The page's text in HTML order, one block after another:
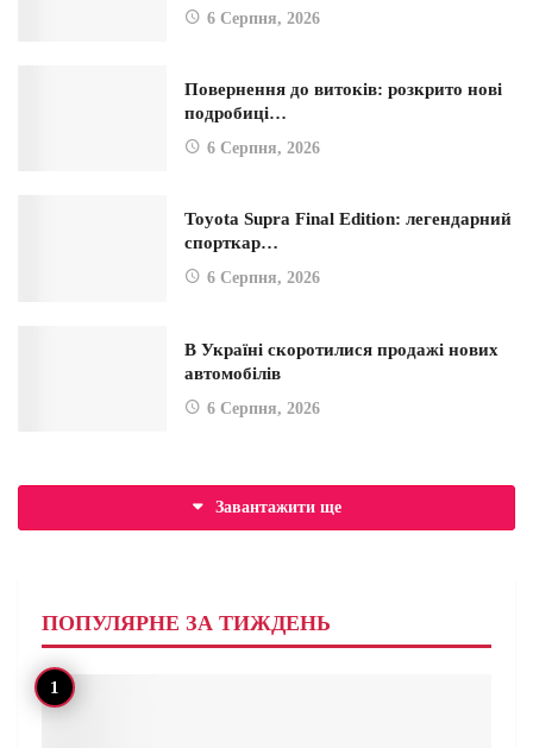
6 Серпня, 2026
Повернення до витоків: розкрито нові
подробиці…
6 Серпня, 2026
Toyota Supra Final Edition: легендарний
спорткар…
6 Серпня, 2026
В Україні скоротилися продажі нових
автомобілів
6 Серпня, 2026
Завантажити ще
ПОПУЛЯРНЕ ЗА ТИЖДЕНЬ